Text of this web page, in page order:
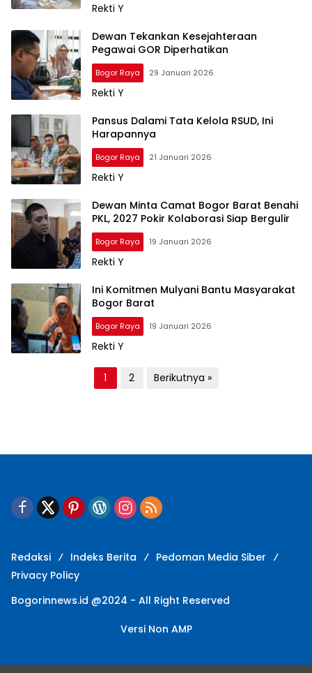
Rekti Y
Dewan Tekankan Kesejahteraan
Pegawai GOR Diperhatikan
Bogor Raya 29 Januari 2026
Rekti Y
Pansus Dalami Tata Kelola RSUD, Ini
Harapannya
Bogor Raya 21 Januari 2026
Rekti Y
Dewan Minta Camat Bogor Barat Benahi
PKL, 2027 Pokir Kolaborasi Siap Bergulir
Bogor Raya 19 Januari 2026
Rekti Y
Ini Komitmen Mulyani Bantu Masyarakat
Bogor Barat
Bogor Raya 19 Januari 2026
Rekti Y
g
s
o
1 2 Berikutnya »
Redaksi Indeks Berita
Pedoman Media Siber
Privacy Policy
Bogorinnews.id @2024 - All Right Reserved
Versi Non AMP